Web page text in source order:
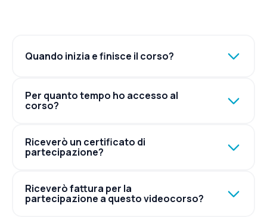
Quando inizia e finisce il corso?
Per quanto tempo ho accesso al
corso?
Riceverò un certificato di
partecipazione?
Riceverò fattura per la
partecipazione a questo videocorso?